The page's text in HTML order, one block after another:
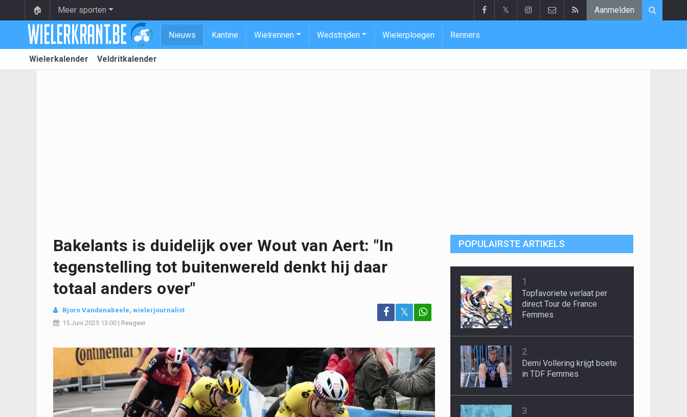
🏠 Meer sporten 𝕏 Aanmelden
Nieuws Kantine Wielrennen Wedstrijden Wielerploegen Renners
Wielerkalender Veldritkalender
Bakelants is duidelijk over Wout van Aert: "In
tegenstelling tot buitenwereld denkt hij daar
totaal anders over"
Bjorn Vandenabeele, wielerjournalist
15 Juni 2025 13:00 | Reageer
𝕏
POPULAIRSTE ARTIKELS
1
Topfavoriete verlaat per
direct Tour de France
Femmes
2
Demi Vollering krijgt boete
in TDF Femmes
3